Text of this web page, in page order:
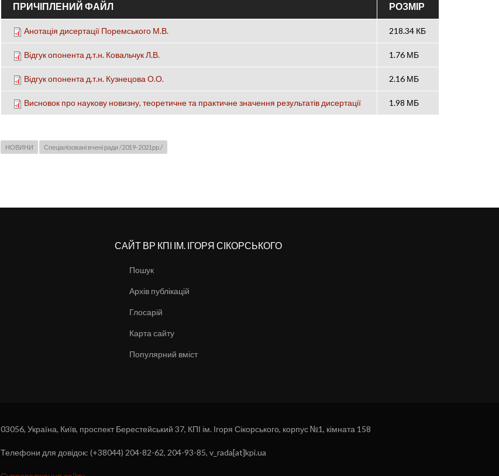
ПРИЧІПЛЕНИЙ ФАЙЛ РОЗМІР
Анотація дисертації Поремського М.В. 218.34 КБ
Відгук опонента д.т.н. Ковальчук Л.В. 1.76 МБ
Відгук опонента д.т.н. Кузнецова О.О. 2.16 МБ
Висновок про наукову новизну, теоретичне та практичне значення результатів дисертації 1.98 МБ
НОВИНИ Спеціалізовані вчені ради /2019-2021рр./
САЙТ ВР КПІ ІМ. ІГОРЯ СІКОРСЬКОГО
Пошук
Архів публікацій
Глосарій
Карта сайту
Популярний вміст
03056, Україна, Київ, проспект Берестейський 37, КПІ ім. Ігоря Сікорського, корпус №1, кімната 158
Телефони для довідок: (+38044) 204-82-62, 204-93-85, v_rada[at]kpi.ua